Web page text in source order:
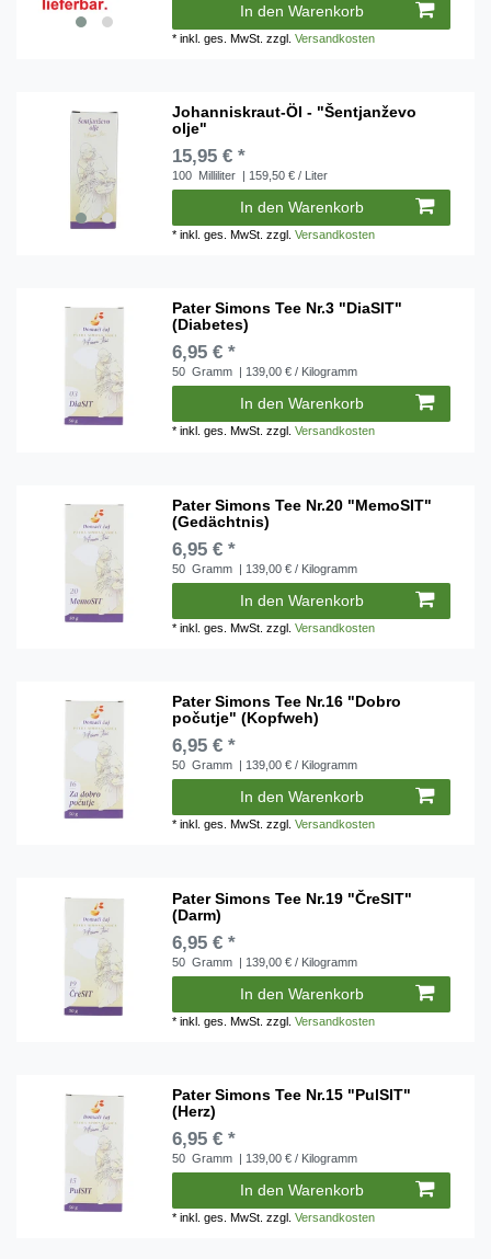
In den Warenkorb
*inkl. ges. MwSt. zzgl.Versandkosten
Johanniskraut-Öl - "Šentjanževo
olje"
15,95 € *
100 Milliliter | 159,50 € / Liter
In den Warenkorb
*inkl. ges. MwSt. zzgl.Versandkosten
Pater Simons Tee Nr.3 "DiaSIT"
(Diabetes)
6,95 € *
50 Gramm | 139,00 € / Kilogramm
In den Warenkorb
*inkl. ges. MwSt. zzgl.Versandkosten
Pater Simons Tee Nr.20 "MemoSIT"
(Gedächtnis)
6,95 € *
50 Gramm | 139,00 € / Kilogramm
In den Warenkorb
*inkl. ges. MwSt. zzgl.Versandkosten
Pater Simons Tee Nr.16 "Dobro
počutje" (Kopfweh)
6,95 € *
50 Gramm | 139,00 € / Kilogramm
In den Warenkorb
*inkl. ges. MwSt. zzgl.Versandkosten
Pater Simons Tee Nr.19 "ČreSIT"
(Darm)
6,95 € *
50 Gramm | 139,00 € / Kilogramm
In den Warenkorb
*inkl. ges. MwSt. zzgl.Versandkosten
Pater Simons Tee Nr.15 "PulSIT"
(Herz)
6,95 € *
50 Gramm | 139,00 € / Kilogramm
In den Warenkorb
*inkl. ges. MwSt. zzgl.Versandkosten